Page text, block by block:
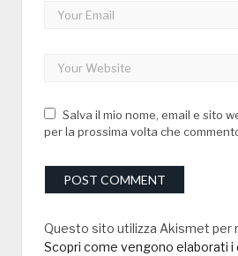
Salva il mio nome, email e sito
per la prossima volta che
Questo sito utilizza Akismet per
Scopri come vengono elaborati i